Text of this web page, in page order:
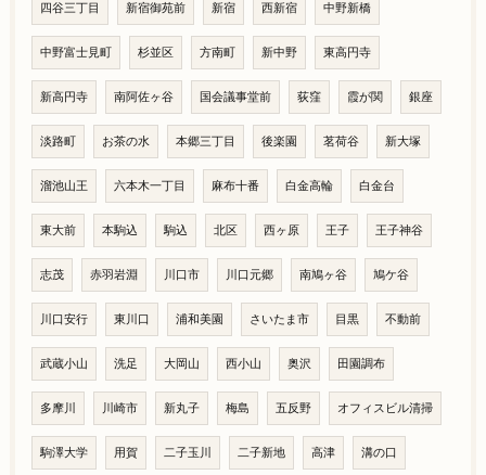
四谷三丁目 新宿御苑前 新宿 西新宿 中野新橋
中野富士見町 杉並区 方南町 新中野 東高円寺
新高円寺 南阿佐ヶ谷 国会議事堂前 荻窪 霞が関 銀座
淡路町 お茶の水 本郷三丁目 後楽園 茗荷谷 新大塚
溜池山王 六本木一丁目 麻布十番 白金高輪 白金台
東大前 本駒込 駒込 北区 西ヶ原 王子 王子神谷
志茂 赤羽岩淵 川口市 川口元郷 南鳩ヶ谷 鳩ケ谷
川口安行 東川口 浦和美園 さいたま市 目黒 不動前
武蔵小山 洗足 大岡山 西小山 奥沢 田園調布
多摩川 川崎市 新丸子 梅島 五反野 オフィスビル清掃
駒澤大学 用賀 二子玉川 二子新地 高津 溝の口